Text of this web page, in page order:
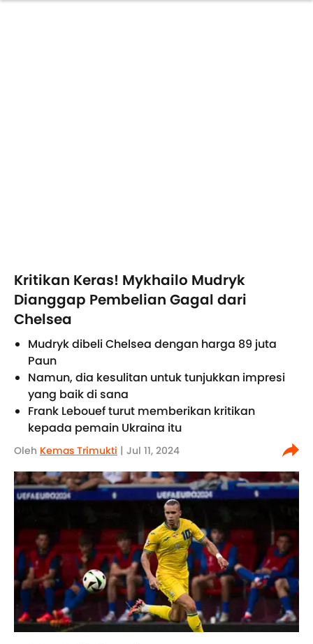
Kritikan Keras! Mykhailo Mudryk
Dianggap Pembelian Gagal dari
Chelsea
Mudryk dibeli Chelsea dengan harga 89 juta
Paun
Namun, dia kesulitan untuk tunjukkan impresi
yang baik di sana
Frank Lebouef turut memberikan kritikan
kepada pemain Ukraina itu
Oleh Kemas Trimukti | Jul 11, 2024